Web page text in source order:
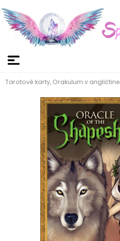
Tarotové karty, Orakulum v angličtine